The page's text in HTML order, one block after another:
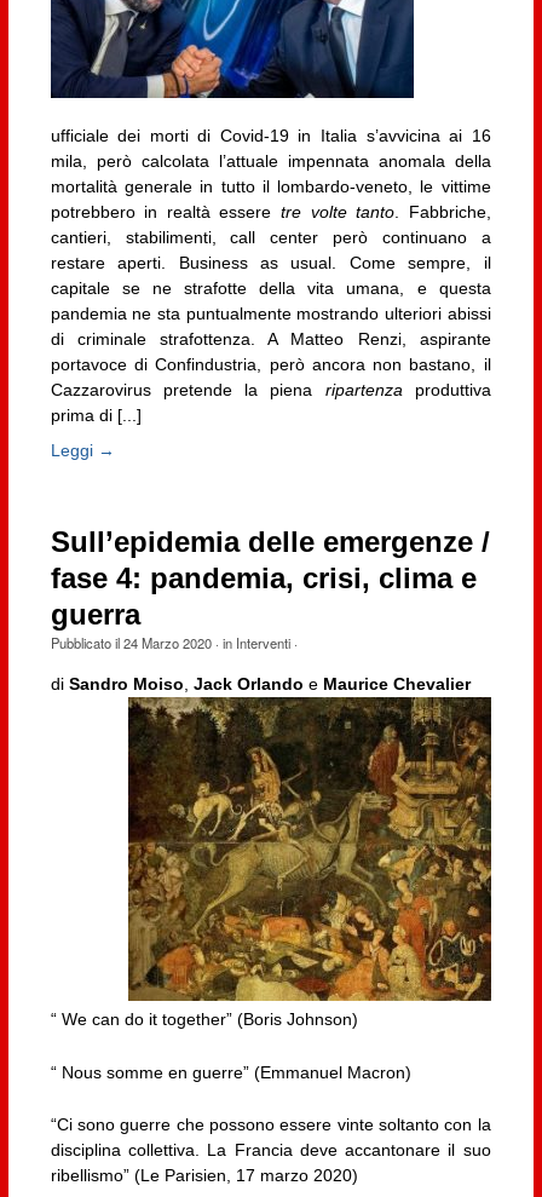
ufficiale dei morti di Covid-19 in Italia s’avvicina ai 16
mila, però calcolata l’attuale impennata anomala della
mortalità generale in tutto il lombardo-veneto, le vittime
potrebbero in realtà esseretre volte tanto . Fabbriche,
cantieri, stabilimenti, call center però continuano a
restare aperti. Business as usual. Come sempre, il
capitale se ne strafotte della vita umana, e questa
pandemia ne sta puntualmente mostrando ulteriori abissi
di criminale strafottenza. A Matteo Renzi, aspirante
portavoce di Confindustria, però ancora non bastano, il
Cazzarovirus pretende la piena ripartenza produttiva
prima di [...]
Leggi →
Sull’epidemia delle emergenze /
fase 4: pandemia, crisi, clima e
guerra
Pubblicato il24 Marzo 2020· in Interventi·
di Sandro Moiso Jack Orlando e Maurice Chevalier
“ We can do it together” (Boris Johnson)
“ Nous somme en guerre” (Emmanuel Macron)
“Ci sono guerre che possono essere vinte soltanto con la
disciplina collettiva. La Francia deve accantonare il suo
ribellismo” (Le Parisien, 17 marzo 2020)